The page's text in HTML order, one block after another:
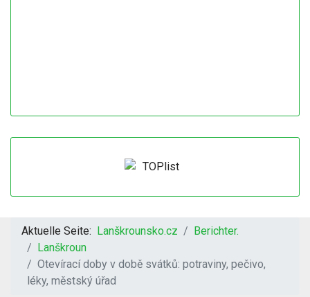
Aktuelle Seite: Lanškrounsko.cz
Berichter.
Lanškroun
Otevírací doby v době svátků: potraviny, pečivo,
léky, městský úřad